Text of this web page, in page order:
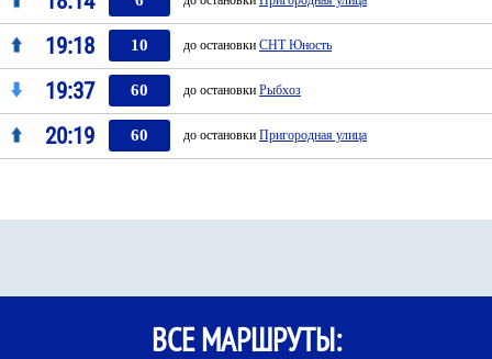
19:18 10 до остановки СНТ Юность
19:37 60 до остановки Рыбхоз
20:19 60 до остановки Пригородная улица
ВСЕ МАРШРУТЫ: